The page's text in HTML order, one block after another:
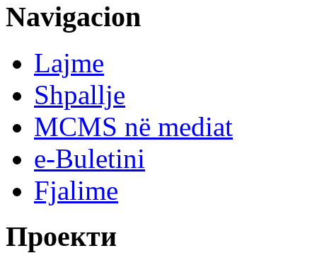
Navigacion
Lajme
Shpallje
MCMS në mediat
e-Buletini
Fjalime
Проекти